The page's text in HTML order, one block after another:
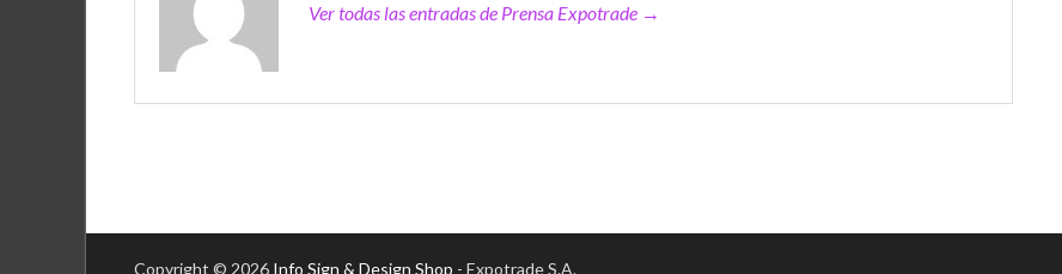
Ver todas las entradas de Prensa Expotrade →
Copyright © 2026 Info Sign & Design Shop - Expotrade S.A.